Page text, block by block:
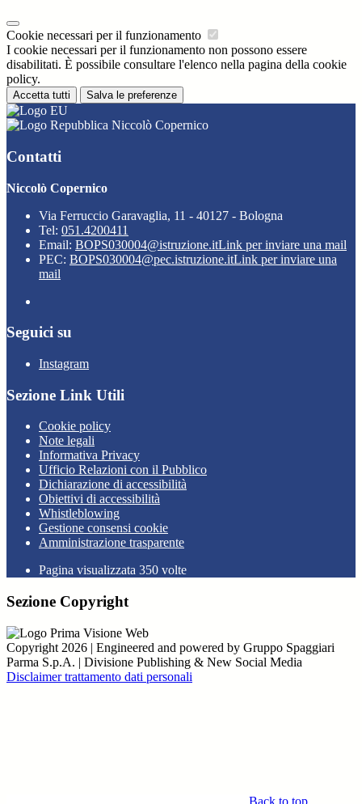
Cookie necessari per il funzionamento
I cookie necessari per il funzionamento non possono essere
disabilitati. È possibile consultare l'elenco nella pagina della cookie
policy.
Accetta tutti Salva le preferenze
Niccolò Copernico
Contatti
Niccolò Copernico
Via Ferruccio Garavaglia, 11 - 40127 - Bologna
Tel: 051.4200411
Email: BOPS030004@istruzione.itLink per inviare una mail
PEC: BOPS030004@pec.istruzione.itLink per inviare una
mail
Seguici su
Instagram
Sezione Link Utili
Cookie policy
Note legali
Informativa Privacy
Ufficio Relazioni con il Pubblico
Dichiarazione di accessibilità
Obiettivi di accessibilità
Whistleblowing
Gestione consensi cookie
Amministrazione trasparente
Pagina visualizzata 350 volte
Sezione Copyright
Copyright 2026 | Engineered and powered by Gruppo Spaggiari
Parma S.p.A. | Divisione Publishing & New Social Media
Disclaimer trattamento dati personali
Back to top